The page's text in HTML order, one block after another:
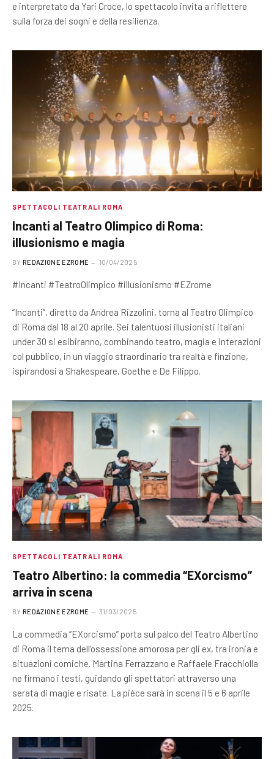
e interpretato da Yari Croce, lo spettacolo invita a riflettere
sulla forza dei sogni e della resilienza.
SPETTACOLI TEATRALI ROMA
Incanti al Teatro Olimpico di Roma:
illusionismo e magia
BY REDAZIONE EZROME 10/04/2025
#Incanti #TeatroOlimpico #illusionismo #EZrome
“Incanti”, diretto da Andrea Rizzolini, torna al Teatro Olimpico
di Roma dal 18 al 20 aprile. Sei talentuosi illusionisti italiani
under 30 si esibiranno, combinando teatro, magia e interazioni
col pubblico, in un viaggio straordinario tra realtà e finzione,
ispirandosi a Shakespeare, Goethe e De Filippo.
SPETTACOLI TEATRALI ROMA
Teatro Albertino: la commedia “EXorcismo”
arriva in scena
BY REDAZIONE EZROME 31/03/2025
La commedia “EXorcismo” porta sul palco del Teatro Albertino
di Roma il tema dell’ossessione amorosa per gli ex, tra ironia e
situazioni comiche. Martina Ferrazzano e Raffaele Fracchiolla
ne firmano i testi, guidando gli spettatori attraverso una
serata di magie e risate. La pièce sarà in scena il 5 e 6 aprile
2025.